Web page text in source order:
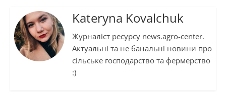
Kateryna Kovalchuk
Журналіст ресурсу news.agro-center.
Актуальні та не банальні новини про
сільське господарство та фермерство
:)